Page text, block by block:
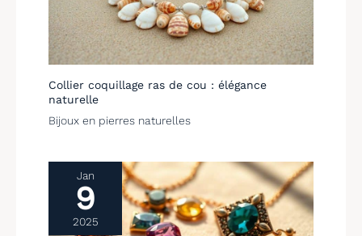
Collier coquillage ras de cou : élégance
naturelle
Bijoux en pierres naturelles
Jan
9
2025